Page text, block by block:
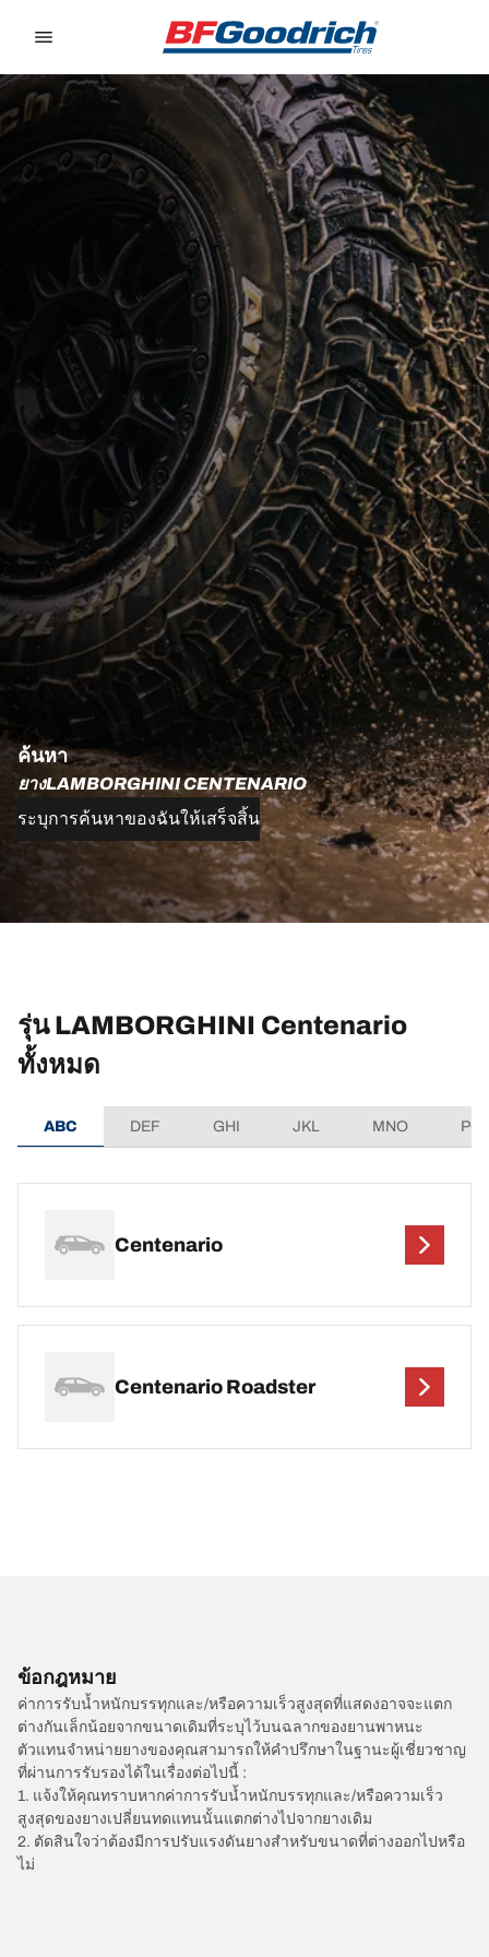
ค้นหา
ยางLAMBORGHINI CENTENARIO
ระบุการค้นหาของฉันให้เสร็จสิ้น
รุ่น LAMBORGHINI Centenario
ทั้งหมด
ABC DEF GHI JKL MNO
Centenario
Centenario Roadster
ข้อกฎหมาย
ค่าการรับน้ำหนักบรรทุกและ/หรือความเร็วสูงสุดที่แสดงอาจจะแตก
ต่างกันเล็กน้อยจากขนาดเดิมที่ระบุไว้บนฉลากของยานพาหนะ
ตัวแทนจำหน่ายยางของคุณสามารถให้คำปรึกษาในฐานะผู้เชี่ยวชาญ
ที่ผ่านการรับรองได้ในเรื่องต่อไปนี้ :
1. แจ้งให้คุณทราบหากค่าการรับน้ำหนักบรรทุกและ/หรือความเร็ว
สูงสุดของยางเปลี่ยนทดแทนนั้นแตกต่างไปจากยางเดิม
2. ตัดสินใจว่าต้องมีการปรับแรงดันยางสำหรับขนาดที่ต่างออกไปหรือ
ไม่